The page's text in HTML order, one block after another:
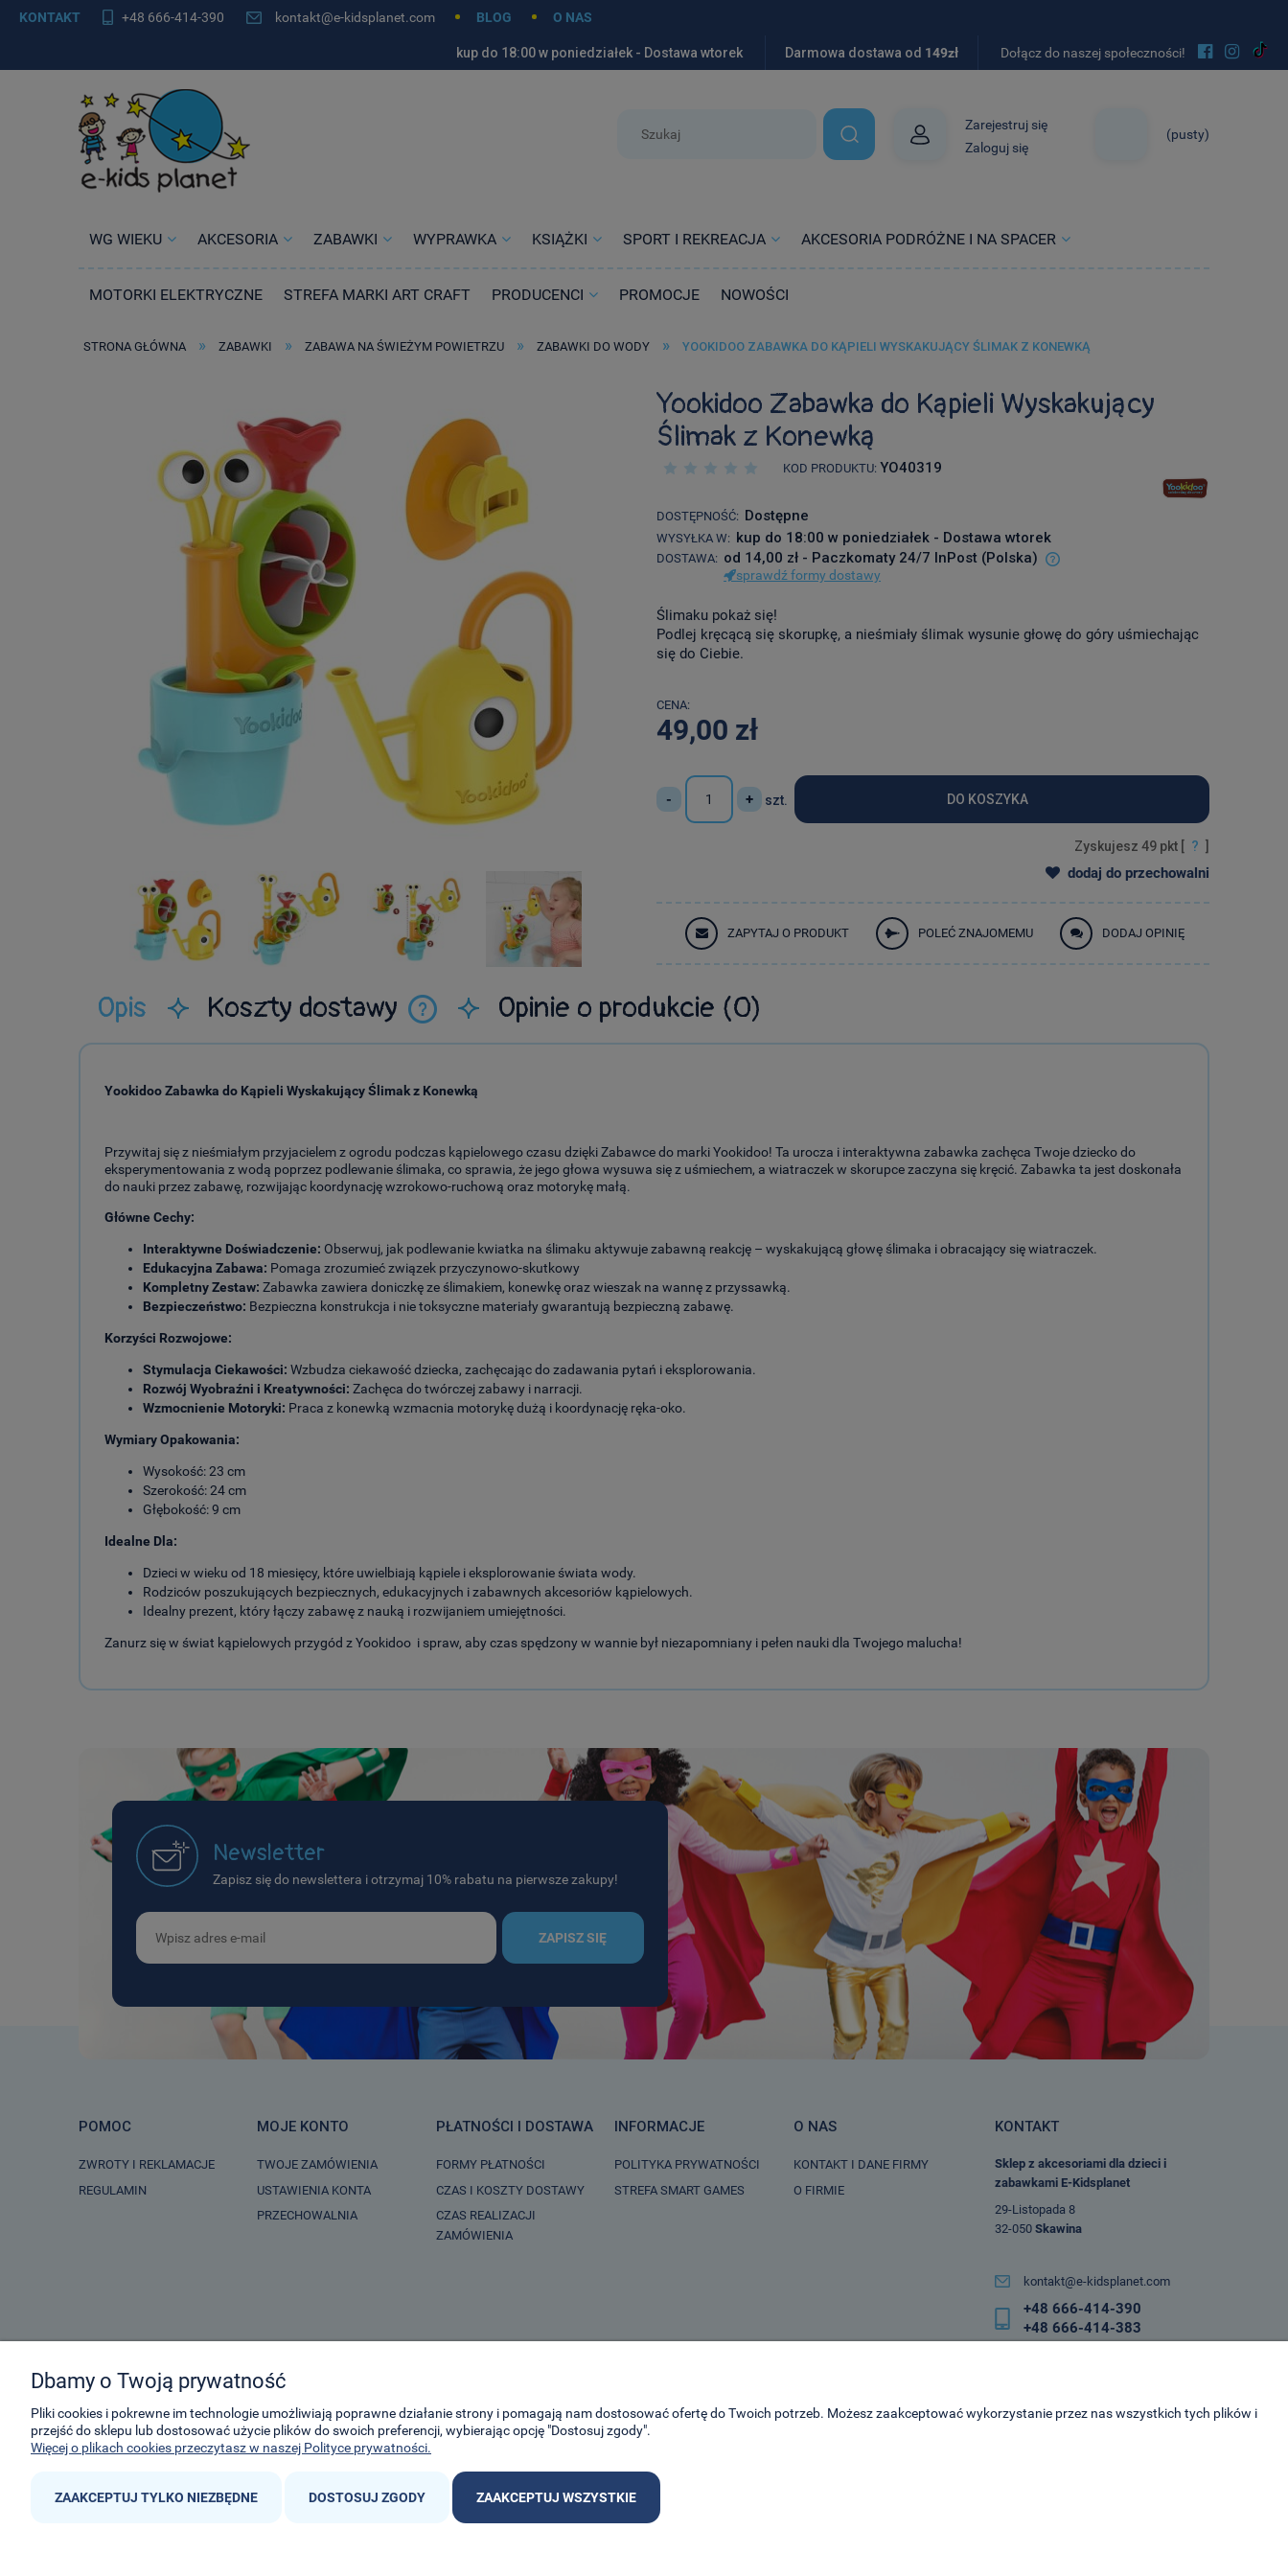
KONTAKT +48 666-414-390 kontakt@e-kidsplanet.com BLOG O NAS
kup do 18:00 w poniedziałek - Dostawa wtorek Darmowa dostawa od 149zł Dołącz do naszej społeczności!  
(pusty)
Zarejestruj się
Zaloguj się
WG WIEKU AKCESORIA ZABAWKI WYPRAWKA KSIĄŻKI SPORT I REKREACJA AKCESORIA PODRÓŻNE I NA SPACER
MOTORKI ELEKTRYCZNE STREFA MARKI ART CRAFT PRODUCENCI PROMOCJE NOWOŚCI
STRONA GŁÓWNA » ZABAWKI » ZABAWA NA ŚWIEŻYM POWIETRZU » ZABAWKI DO WODY » YOOKIDOO ZABAWKA DO KĄPIELI WYSKAKUJĄCY ŚLIMAK Z KONEWKĄ
Yookidoo Zabawka do Kąpieli Wyskakujący
Ślimak z Konewką
KOD PRODUKTU: YO40319
DOSTĘPNOŚĆ: Dostępne
WYSYŁKA W: kup do 18:00 w poniedziałek - Dostawa wtorek
DOSTAWA: od 14,00 zł - Paczkomaty 24/7 InPost (Polska)
sprawdź formy dostawy
Ślimaku pokaż się!
Podlej kręcącą się skorupkę, a nieśmiały ślimak wysunie głowę do góry uśmiechając
się do Ciebie.
CENA:
49,00 zł
+
- szt. DO KOSZYKA
Zyskujesz 49pkt [ ?
dodaj do przechowalni
ZAPYTAJ O PRODUKT POLEĆ ZNAJOMEMU DODAJ OPINIĘ
Opis Koszty dostawy Opinie o produkcie (0)
Yookidoo Zabawka do Kąpieli Wyskakujący Ślimak z Konewką
Przywitaj się z nieśmiałym przyjacielem z ogrodu podczas kąpielowego czasu dzięki Zabawce do marki Yookidoo! Ta urocza i interaktywna zabawka zachęca Twoje dziecko do
eksperymentowania z wodą poprzez podlewanie ślimaka, co sprawia, że jego głowa wysuwa się z uśmiechem, a wiatraczek w skorupce zaczyna się kręcić. Zabawka ta jest doskonała
do nauki przez zabawę, rozwijając koordynację wzrokowo-ruchową oraz motorykę małą.
Główne Cechy:
Interaktywne Doświadczenie: Obserwuj, jak podlewanie kwiatka na ślimaku aktywuje zabawną reakcję – wyskakującą głowę ślimaka i obracający się wiatraczek.
Edukacyjna Zabawa: Pomaga zrozumieć związek przyczynowo-skutkowy
Kompletny Zestaw: Zabawka zawiera doniczkę ze ślimakiem, konewkę oraz wieszak na wannę z przyssawką.
Bezpieczeństwo: Bezpieczna konstrukcja i nie toksyczne materiały gwarantują bezpieczną zabawę.
Korzyści Rozwojowe:
Stymulacja Ciekawości: Wzbudza ciekawość dziecka, zachęcając do zadawania pytań i eksplorowania.
Rozwój Wyobraźni i Kreatywności: Zachęca do twórczej zabawy i narracji.
Wzmocnienie Motoryki: Praca z konewką wzmacnia motorykę dużą i koordynację ręka-oko.
Wymiary Opakowania:
Wysokość: 23 cm
Szerokość: 24 cm
Głębokość: 9 cm
Idealne Dla:
Dzieci w wieku od 18 miesięcy, które uwielbiają kąpiele i eksplorowanie świata wody.
Rodziców poszukujących bezpiecznych, edukacyjnych i zabawnych akcesoriów kąpielowych.
Idealny prezent, który łączy zabawę z nauką i rozwijaniem umiejętności.
Zanurz się w świat kąpielowych przygód z Yookidoo i spraw, aby czas spędzony w wannie był niezapomniany i pełen nauki dla Twojego malucha!
Newsletter
Zapisz się do newslettera i otrzymaj 10% rabatu na pierwsze zakupy!
ZAPISZ SIĘ
POMOC
ZWROTY I REKLAMACJE
REGULAMIN
MOJE KONTO
TWOJE ZAMÓWIENIA
USTAWIENIA KONTA
PRZECHOWALNIA
PŁATNOŚCI I DOSTAWA
FORMY PŁATNOŚCI
CZAS I KOSZTY DOSTAWY
CZAS REALIZACJI
ZAMÓWIENIA
INFORMACJE
POLITYKA PRYWATNOŚCI
STREFA SMART GAMES
O NAS
KONTAKT I DANE FIRMY
O FIRMIE
KONTAKT
Sklep z akcesoriami dla dzieci i
zabawkami E-Kidsplanet
29-Listopada 8
32-050 Skawina
kontakt@e-kidsplanet.com
+48 666-414-390
+48 666-414-383

Dbamy o Twoją prywatność
Pliki cookies i pokrewne im technologie umożliwiają poprawne działanie strony i pomagają nam dostosować ofertę do Twoich potrzeb. Możesz zaakceptować wykorzystanie przez nas wszystkich tych plików i
przejść do sklepu lub dostosować użycie plików do swoich preferencji, wybierając opcję "Dostosuj zgody".
Więcej o plikach cookies przeczytasz w naszej Polityce prywatności.
ZAAKCEPTUJ TYLKO NIEZBĘDNE DOSTOSUJ ZGODY ZAAKCEPTUJ WSZYSTKIE